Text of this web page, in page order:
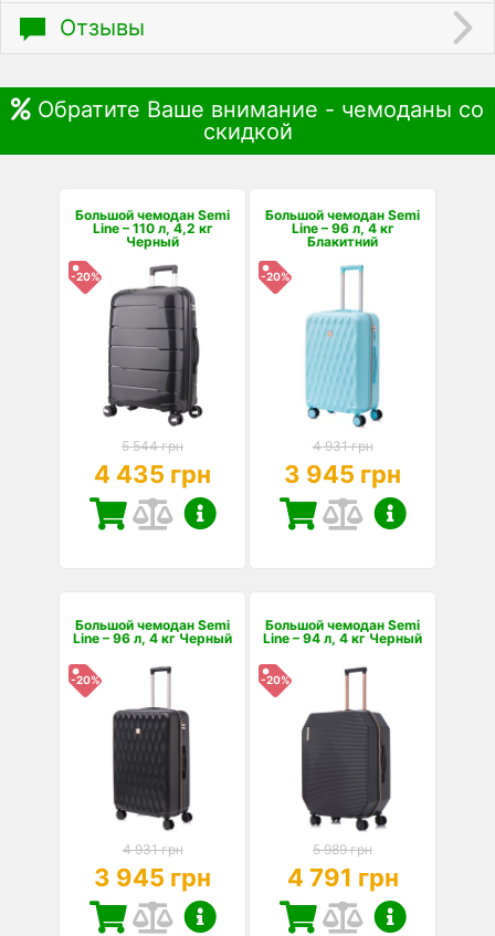
Отзывы
Обратите Ваше внимание - чемоданы со
скидкой
Большой чемодан Semi
Line – 110 л, 4,2 кг
Черный
-20%
5 544 грн
4 435 грн
Большой чемодан Semi
Line – 96 л, 4 кг
Блакитний
-20%
4 931 грн
3 945 грн
Большой чемодан Semi
Line – 96 л, 4 кг Черный
-20%
4 931 грн
3 945 грн
Большой чемодан Semi
Line – 94 л, 4 кг Черный
-20%
5 989 грн
4 791 грн